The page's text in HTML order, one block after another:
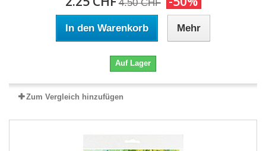
4.50 CHF
In den Warenkorb Mehr
Auf Lager
Zum Vergleich hinzufügen